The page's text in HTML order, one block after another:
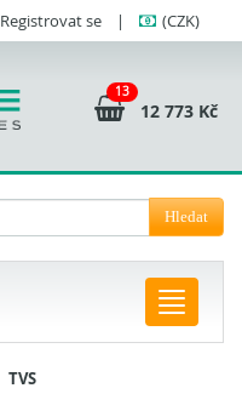
Registrovat se | (CZK)
13
12 773 Kč
Hledat
TVS